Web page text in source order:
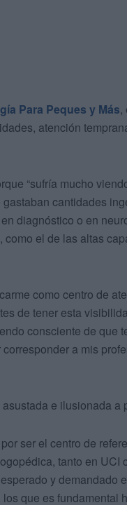
Para Peques y Más,
atención
“sufría mucho
cantidades
diagnóstico o en
el de las altas
como centro de
de tener esta
consciente de que
a mis
e ilusionada a
ser el centro de
tanto en UCI
y demandado
que es fundamental